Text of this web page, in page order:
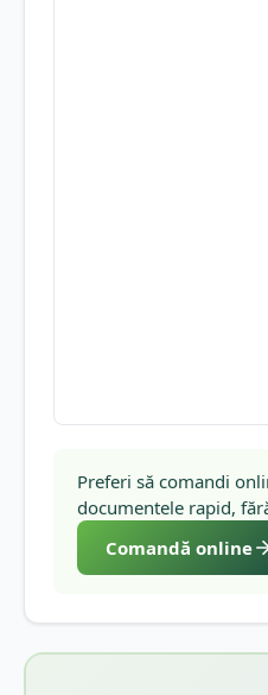
Preferi să comandi
documentele rapid,
Comandă online